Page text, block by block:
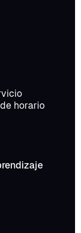
horario